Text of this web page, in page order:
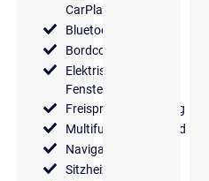
CarPlay
Bluetooth
Bordcomputer
Elektrische
Fensterheber
Freisprecheinrichtung
Multifunktionslenkrad
Navigationssystem
Sitzheizung